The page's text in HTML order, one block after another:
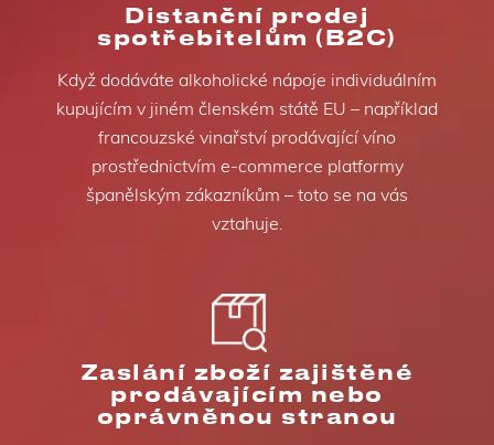
Distanční prodej
spotřebitelům (B2C)
Když dodáváte alkoholické nápoje individuálním
kupujícím v jiném členském státě EU – například
francouzské vinařství prodávající víno
prostřednictvím e-commerce platformy
španělským zákazníkům – toto se na vás
vztahuje.
Zaslání zboží zajištěné
prodávajícím nebo
oprávněnou stranou